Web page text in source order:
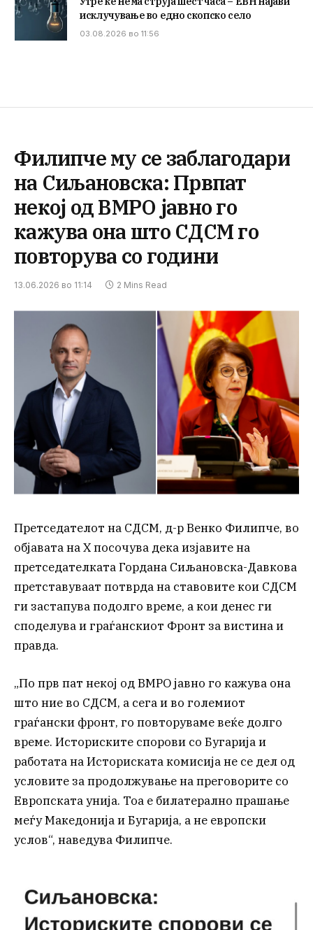
исклучување во едно скопско село
03.08.2026 во 11:56
Филипче му се заблагодари
на Сиљановска: Првпат
некој од ВМРО јавно го
кажува она што СДСМ го
повторува со години
13.06.2026 во 11:14 2 Mins Read
Претседателот на СДСМ, д-р Венко Филипче, во
објавата на X посочува дека изјавите на
претседателката Гордана Сиљановска-Давкова
претставуваат потврда на ставовите кои СДСМ
ги застапува подолго време, а кои денес ги
споделува и граѓанскиот Фронт за вистина и
правда.
„По прв пат некој од ВМРО јавно го кажува она
што ние во СДСМ, а сега и во големиот
граѓански фронт, го повторуваме веќе долго
време. Историските спорови со Бугарија и
работата на Историската комисија не се дел од
условите за продолжување на преговорите со
Европската унија. Тоа е билатерално прашање
меѓу Македонија и Бугарија, а не европски
услов“, наведува Филипче.